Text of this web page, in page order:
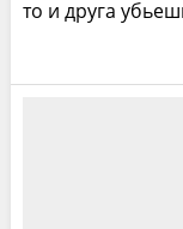
то и друга